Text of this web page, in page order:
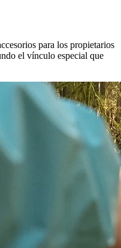
para los propietarios
el vínculo especial que